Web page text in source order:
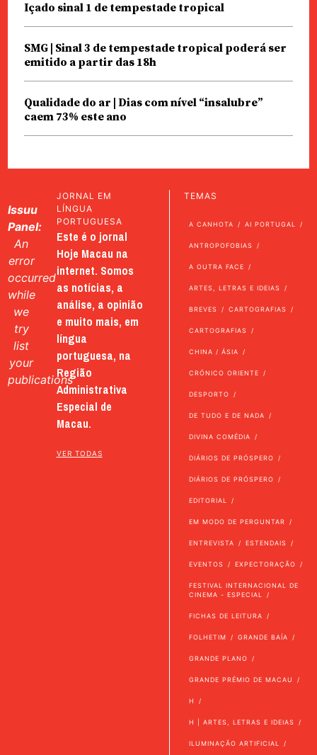
Içado sinal 1 de tempestade tropical
SMG | Sinal 3 de tempestade tropical poderá ser
emitido a partir das 18h
Qualidade do ar | Dias com nível “insalubre”
caem 73% este ano
Issuu
Panel:
An
error
occurred
while
we
try
list
your
publications
JORNAL EM
LÍNGUA
PORTUGUESA
Este é o jornal
Hoje Macau na
internet. Somos
as notícias, a
análise, a opinião
e muito mais, em
língua
portuguesa, na
Região
Administrativa
Especial de
Macau.
VER TODAS
TEMAS
A CANHOTA AI PORTUGAL
ANTROPOFOBIAS
A OUTRA FACE
ARTES, LETRAS E IDEIAS
BREVES CARTOGRAFIAS
CARTOGRAFIAS
CHINA / ÁSIA
CRÓNICO ORIENTE
DESPORTO
DE TUDO E DE NADA
DIVINA COMÉDIA
DIÁRIOS DE PRÓSPERO
DIÁRIOS DE PRÓSPERO
EDITORIAL
EM MODO DE PERGUNTAR
ENTREVISTA ESTENDAIS
EVENTOS EXPECTORAÇÃO
FESTIVAL INTERNACIONAL DE
CINEMA - ESPECIAL
FICHAS DE LEITURA
FOLHETIM GRANDE BAÍA
GRANDE PLANO
GRANDE PRÉMIO DE MACAU
H
H | ARTES, LETRAS E IDEIAS
ILUMINAÇÃO ARTIFICIAL